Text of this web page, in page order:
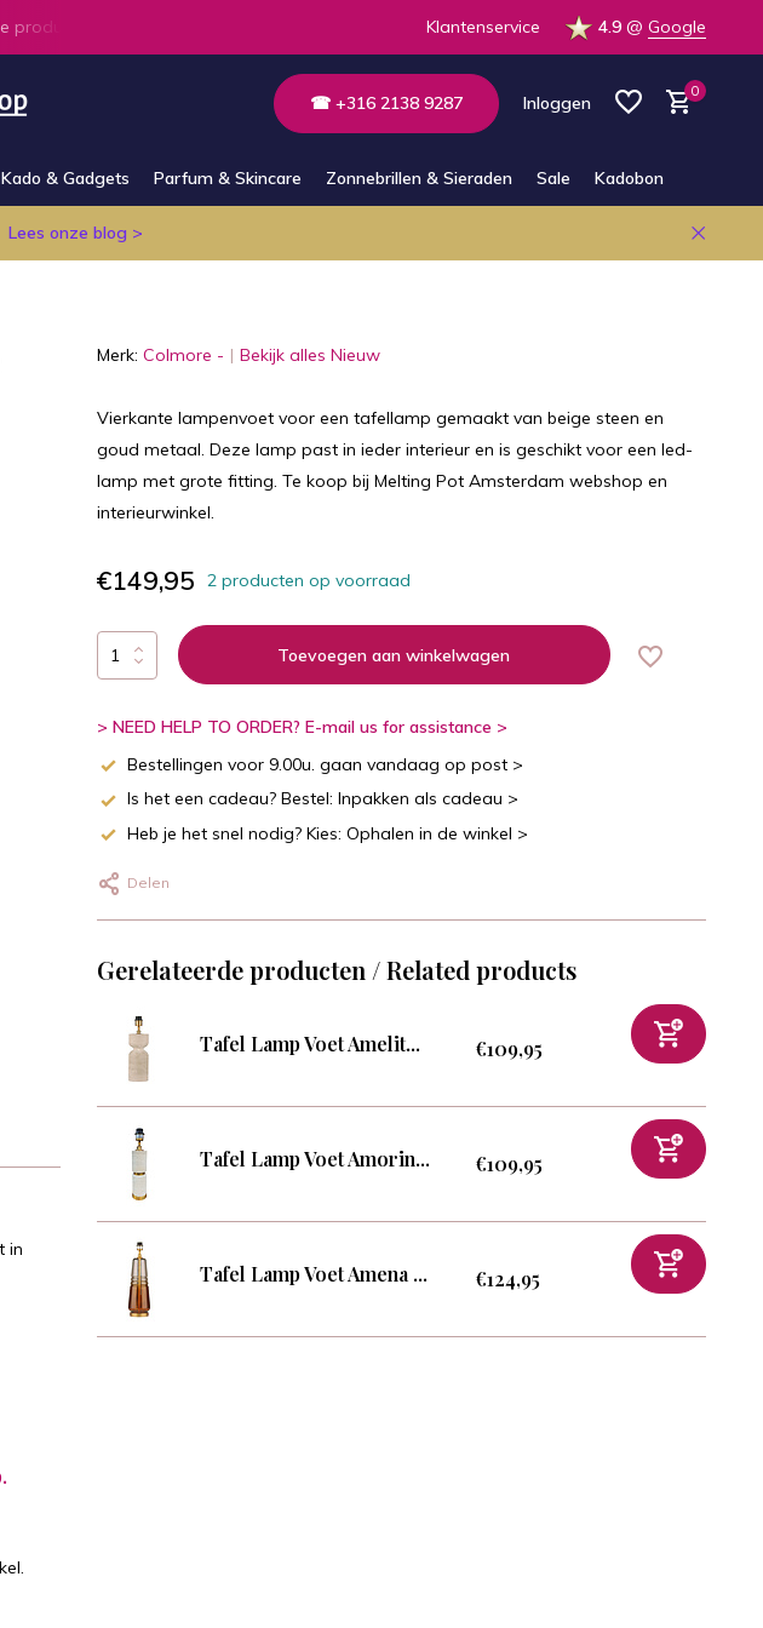
producten op voorraad in de winkel Altijd bereikbaar via E-mail en Whatsapp
Klantenservice 4.9 @ Google
☎ +316 2138 9287 Inloggen
0
Kado & Gadgets Parfum & Skincare Zonnebrillen & Sieraden Sale Kadobon
Lees onze blog >
in
Merk: Colmore - Bekijk alles Nieuw
Vierkante lampenvoet voor een tafellamp gemaakt van beige steen en
goud metaal. Deze lamp past in ieder interieur en is geschikt voor een led-
lamp met grote fitting. Te koop bij Melting Pot Amsterdam webshop en
interieurwinkel.
€149,95 2 producten op voorraad
Toevoegen aan winkelwagen
> NEED HELP TO ORDER? E-mail us for assistance >
Bestellingen voor 9.00u. gaan vandaag op post >
Is het een cadeau? Bestel: Inpakken als cadeau >
Heb je het snel nodig? Kies: Ophalen in de winkel >
Delen
Gerelateerde producten / Related products
Tafel Lamp Voet Amelit... €109,95
Tafel Lamp Voet Amorin... €109,95
Tafel Lamp Voet Amena ... €124,95